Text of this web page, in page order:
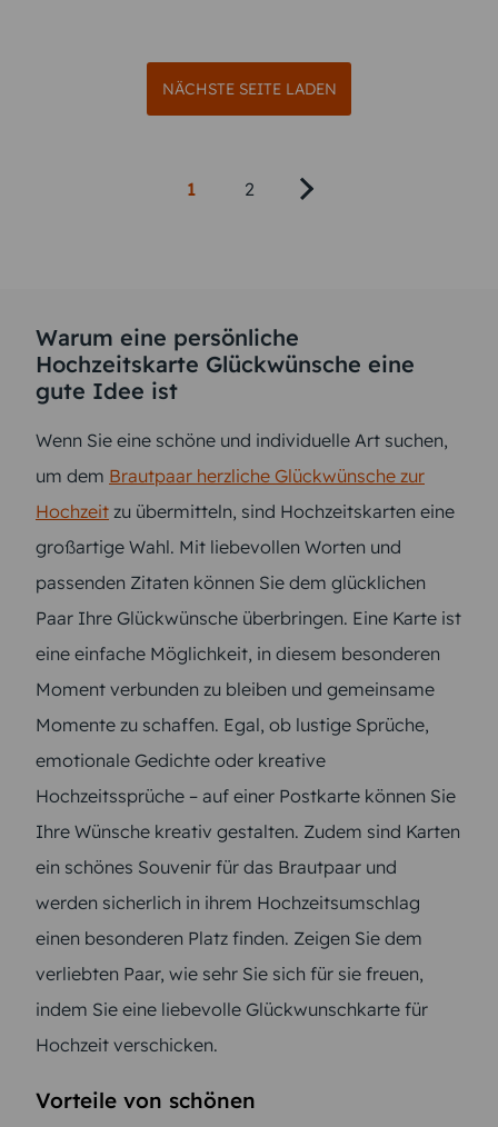
NÄCHSTE SEITE LADEN
1 2
Warum eine persönliche
Hochzeitskarte Glückwünsche eine
gute Idee ist
Wenn Sie eine schöne und individuelle Art suchen,
um dem Brautpaar herzliche Glückwünsche zur
Hochzeit zu übermitteln, sind Hochzeitskarten eine
großartige Wahl. Mit liebevollen Worten und
passenden Zitaten können Sie dem glücklichen
Paar Ihre Glückwünsche überbringen. Eine Karte ist
eine einfache Möglichkeit, in diesem besonderen
Moment verbunden zu bleiben und gemeinsame
Momente zu schaffen. Egal, ob lustige Sprüche,
emotionale Gedichte oder kreative
Hochzeitssprüche – auf einer Postkarte können Sie
Ihre Wünsche kreativ gestalten. Zudem sind Karten
ein schönes Souvenir für das Brautpaar und
werden sicherlich in ihrem Hochzeitsumschlag
einen besonderen Platz finden. Zeigen Sie dem
verliebten Paar, wie sehr Sie sich für sie freuen,
indem Sie eine liebevolle Glückwunschkarte für
Hochzeit verschicken.
Vorteile von schönen